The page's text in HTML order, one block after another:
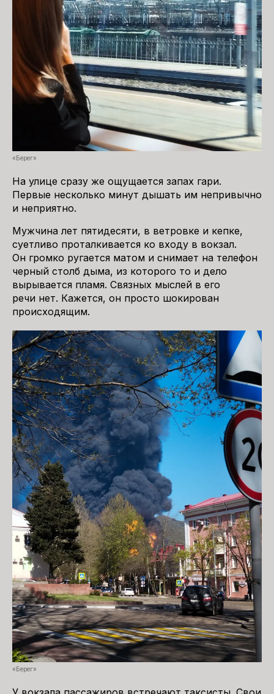
«Берег»
На улице сразу же ощущается запах гари.
Первые несколько минут дышать им непривычно
и неприятно.
Мужчина лет пятидесяти, в ветровке и кепке,
суетливо проталкивается ко входу в вокзал.
Он громко ругается матом и снимает на телефон
черный столб дыма, из которого то и дело
вырывается пламя. Связных мыслей в его
речи нет. Кажется, он просто шокирован
происходящим.
«Берег»